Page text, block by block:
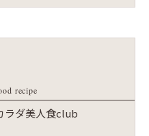
recipe
ラダ美人食club